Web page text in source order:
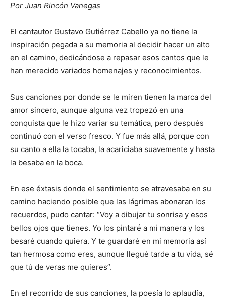
Por Juan Rincón Vanegas
El cantautor Gustavo Gutiérrez Cabello ya no tiene la
inspiración pegada a su memoria al decidir hacer un alto
en el camino, dedicándose a repasar esos cantos que le
han merecido variados homenajes y reconocimientos.
Sus canciones por donde se le miren tienen la marca del
amor sincero, aunque alguna vez tropezó en una
conquista que le hizo variar su temática, pero después
continuó con el verso fresco. Y fue más allá, porque con
su canto a ella la tocaba, la acariciaba suavemente y hasta
la besaba en la boca.
En ese éxtasis donde el sentimiento se atravesaba en su
camino haciendo posible que las lágrimas abonaran los
recuerdos, pudo cantar: “Voy a dibujar tu sonrisa y esos
bellos ojos que tienes. Yo los pintaré a mi manera y los
besaré cuando quiera. Y te guardaré en mi memoria así
tan hermosa como eres, aunque llegué tarde a tu vida, sé
que tú de veras me quieres”.
En el recorrido de sus canciones, la poesía lo aplaudía,